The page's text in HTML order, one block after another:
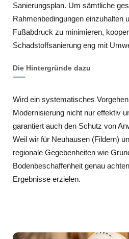
Sanierungsplan. Um sämtliche
Rahmenbedingungen einzuhalten
Fußabdruck zu minimieren,
Schadstoffsanierung eng mit
Die Hintergründe dazu
Wird ein systematisches
Modernisierung nicht nur effektiv
garantiert auch den Schutz von
Weil wir für Neuhausen (Fildern)
regionale Gegebenheiten wie
Bodenbeschaffenheit genau
Ergebnisse erzielen.